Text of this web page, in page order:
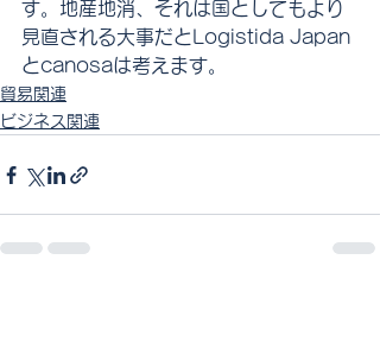
す。地産地消、それは国としてもより
見直される大事だとLogistida Japan
とcanosaは考えます。
貿易関連
ビジネス関連